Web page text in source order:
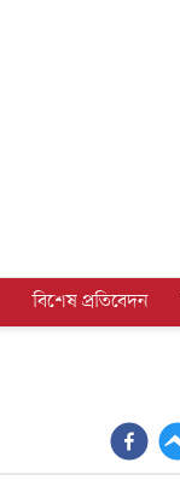
বিশেষ প্রতিবেদন